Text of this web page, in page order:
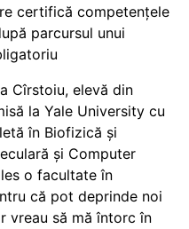
certifică competențele
parcursul unui
Cîrstoiu, elevă din
la Yale University cu
în Biofizică și
și Computer
o facultate în
că pot deprinde noi
vreau să mă întorc în